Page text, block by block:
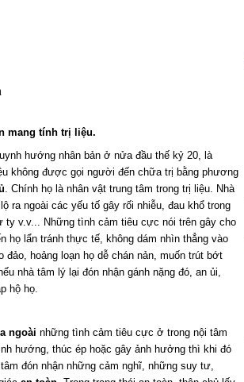
mang tính trị liệu.
hướng nhân bản ở nửa đầu thế kỷ 20, là
không được gọi người đến chữa trị bằng phương
. Chính họ là nhân vật trung tâm trong trị liệu. Nhà
ra ngoài các yếu tố gây rối nhiễu, đau khổ trong
v.v... Những tình cảm tiêu cực nói trên gây cho
họ lẩn tránh thực tế, không dám nhìn thẳng vào
hoảng loạn họ dễ chán nản, muốn trút bớt
nhà tâm lý lại đón nhận gánh nặng đó, an ủi,
hộ họ.
ngoài những tình cảm tiêu cực ở trong nội tâm
hướng, thúc ép hoặc gây ảnh hưởng thì khi đó
đón nhận những cảm nghĩ, những suy tư,